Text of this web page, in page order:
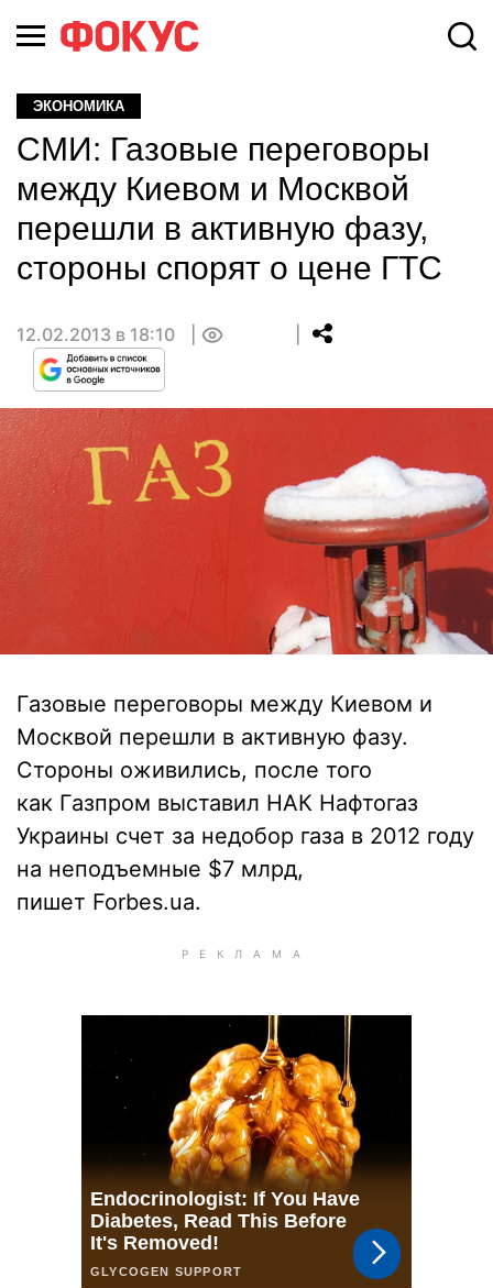
ЭКОНОМИКА
СМИ: Газовые переговоры
между Киевом и Москвой
перешли в активную фазу,
стороны спорят о цене ГТС
12.02.2013 в 18:10
Газовые переговоры между Киевом и
Москвой перешли в активную фазу.
Стороны оживились, после того
как Газпром выставил НАК Нафтогаз
Украины счет за недобор газа в 2012 году
на неподъемные $7 млрд,
пишет Forbes.ua.